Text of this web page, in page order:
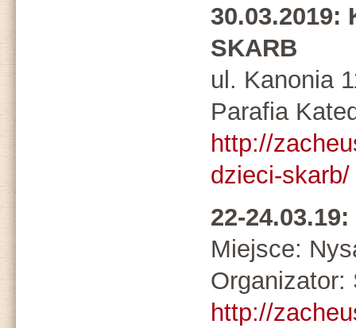
30.03.2019:
SKARB
ul. Kanonia
Parafia
http://
dzieci-skarb/
22-
Miejsce:
Organizator:
http://